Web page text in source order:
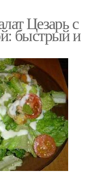
Цезарь с
быстрый и